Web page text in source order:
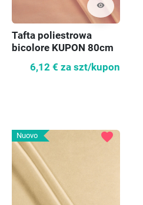
visibility
Tafta poliestrowa
bicolore KUPON 80cm
6,12 € za szt/kupon
Nuovo favorite